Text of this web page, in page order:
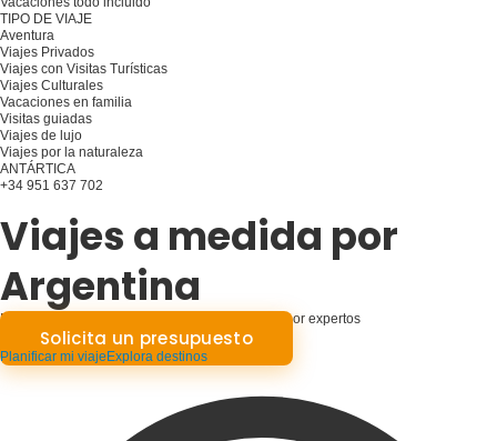
TIPO DE VIAJE
Aventura
Viajes Privados
Viajes con Visitas Turísticas
Viajes Culturales
Vacaciones en familia
Visitas guiadas
Viajes de lujo
Viajes por la naturaleza
ANTÁRTICA
+34 951 637 702
Viajes a medida por
Argentina
Escapadas de ensueño a Argentina diseñadas por expertos
Solicita un presupuesto
Planificar mi viaje Explora destinos